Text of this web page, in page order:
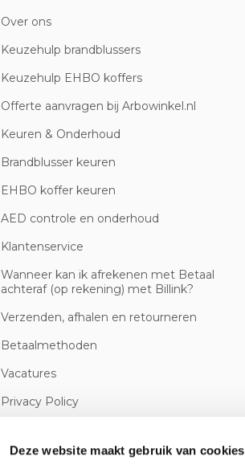
Deze website maakt gebruik van cookies
Over ons
Keuzehulp brandblussers
Keuzehulp EHBO koffers
Offerte aanvragen bij Arbowinkel.nl
Keuren & Onderhoud
Brandblusser keuren
EHBO koffer keuren
AED controle en onderhoud
Klantenservice
Wanneer kan ik afrekenen met Betaal
achteraf (op rekening) met Billink?
Verzenden, afhalen en retourneren
Betaalmethoden
Vacatures
Privacy Policy